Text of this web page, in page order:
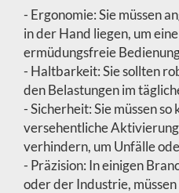
- Ergonomie: Sie müssen
in der Hand liegen, um
ermüdungsfreie
- Haltbarkeit: Sie sollten
den Belastungen im
- Sicherheit: Sie müssen
versehentliche
verhindern, um Unfälle
- Präzision: In einigen
oder der Industrie,